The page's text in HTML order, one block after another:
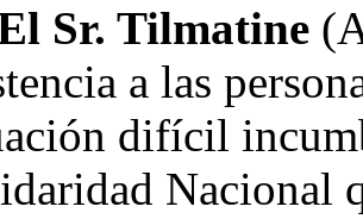
Sr. Tilmatine
a las
difícil
Nacional